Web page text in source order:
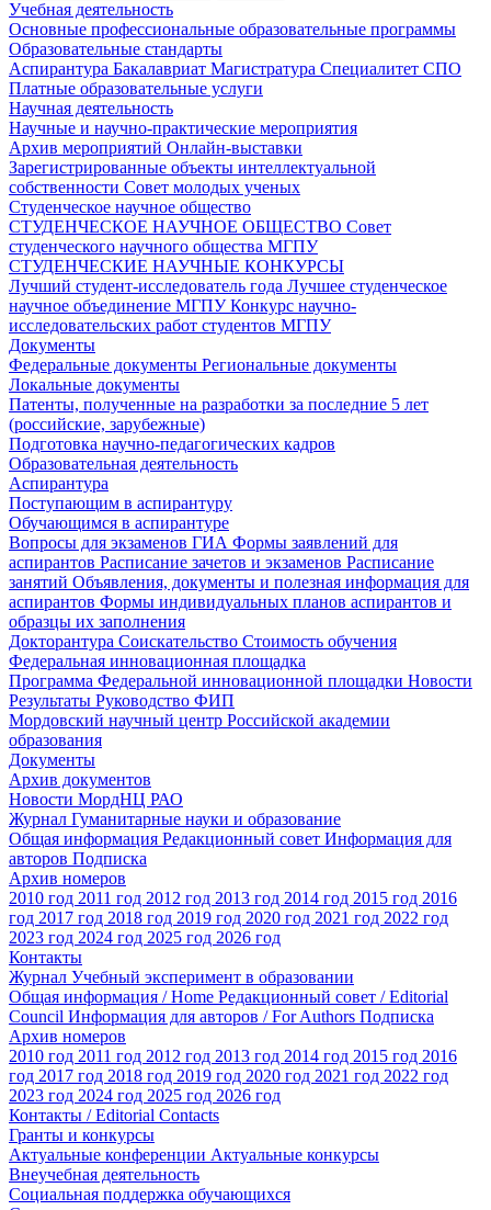
Учебная деятельность
Основные профессиональные образовательные программы
Образовательные стандарты
Аспирантура Бакалавриат Магистратура Специалитет СПО
Платные образовательные услуги
Научная деятельность
Научные и научно-практические мероприятия
Архив мероприятий Онлайн-выставки
Зарегистрированные объекты интеллектуальной
собственности Совет молодых ученых
Студенческое научное общество
СТУДЕНЧЕСКОЕ НАУЧНОЕ ОБЩЕСТВО Совет
студенческого научного общества МГПУ
СТУДЕНЧЕСКИЕ НАУЧНЫЕ КОНКУРСЫ
Лучший студент-исследователь года Лучшее студенческое
научное объединение МГПУКонкурс научно-
исследовательских работ студентов МГПУ
Документы
Федеральные документы Региональные документы
Локальные документы
Патенты, полученные на разработки за последние 5 лет
(российские, зарубежные)
Подготовка научно-педагогических кадров
Образовательная деятельность
Аспирантура
Поступающим в аспирантуру
Обучающимся в аспирантуре
Вопросы для экзаменов ГИА Формы заявлений для
аспирантов Расписание зачетов и экзаменов Расписание
занятий Объявления, документы и полезная информация для
аспирантов Формы индивидуальных планов аспирантов и
образцы их заполнения
Докторантура Соискательство Стоимость обучения
Федеральная инновационная площадка
Программа Федеральной инновационной площадки Новости
Результаты Руководство ФИП
Мордовский научный центр Российской академии
образования
Документы
Архив документов
Новости МордНЦ РАО
Журнал Гуманитарные науки и образование
Общая информация Редакционный совет Информация для
авторов Подписка
Архив номеров
2010 год 2011 год 2012 год 2013 год 2014 год 2015 год 2016
год 2017 год 2018 год 2019 год 2020 год 2021 год 2022 год
2023 год 2024 год 2025 год 2026 год
Контакты
Журнал Учебный эксперимент в образовании
Общая информация / Home Редакционный совет / Editorial
Council Информация для авторов / For Authors Подписка
Архив номеров
2010 год 2011 год 2012 год 2013 год 2014 год 2015 год 2016
год 2017 год 2018 год 2019 год 2020 год 2021 год 2022 год
2023 год 2024 год 2025 год 2026 год
Контакты / Editorial Contacts
Гранты и конкурсы
Актуальные конференции Актуальные конкурсы
Внеучебная деятельность
Социальная поддержка обучающихся